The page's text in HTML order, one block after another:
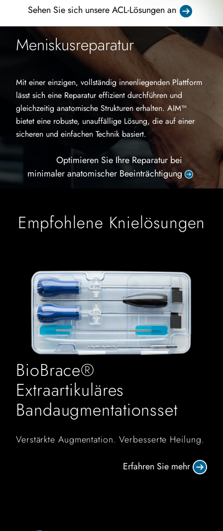
Sehen Sie sich unsere ACL-Lösungen an
Meniskusreparatur
Mit einer einzigen, vollständig innenliegenden Plattform
lässt sich eine Reparatur effizient durchführen und
gleichzeitig anatomische Strukturen erhalten. AIM™
bietet eine robuste, unauffällige Lösung, die auf einer
sicheren und einfachen Technik basiert.
Optimieren Sie Ihre Reparatur bei
minimaler anatomischer Beeinträchtigung
Empfohlene Knielösungen
BioBrace®
Extraartikuläres
Bandaugmentationsset
Verstärkte Augmentation. Verbesserte Heilung.
Erfahren Sie mehr